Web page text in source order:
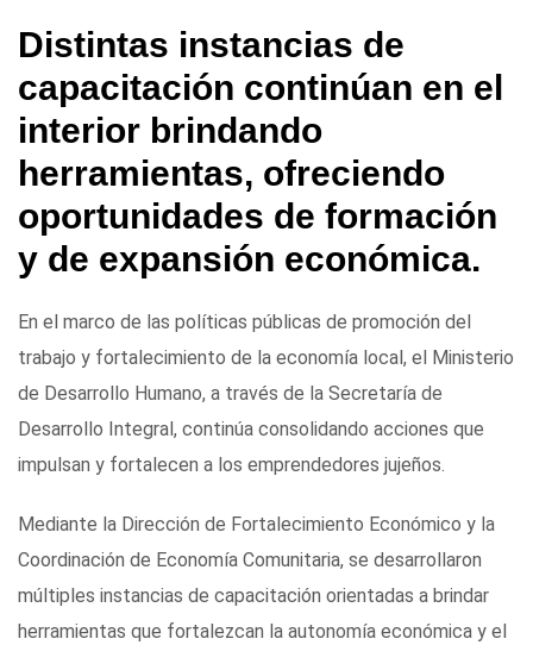
Distintas instancias de
capacitación continúan en el
interior brindando
herramientas, ofreciendo
oportunidades de formación
y de expansión económica.
En el marco de las políticas públicas de promoción del
trabajo y fortalecimiento de la economía local, el Ministerio
de Desarrollo Humano, a través de la Secretaría de
Desarrollo Integral, continúa consolidando acciones que
impulsan y fortalecen a los emprendedores jujeños.
Mediante la Dirección de Fortalecimiento Económico y la
Coordinación de Economía Comunitaria, se desarrollaron
múltiples instancias de capacitación orientadas a brindar
herramientas que fortalezcan la autonomía económica y el